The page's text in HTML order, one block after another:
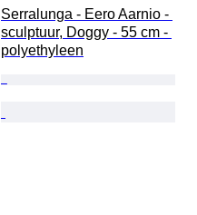
Serralunga - Eero Aarnio -
sculptuur, Doggy - 55 cm -
polyethyleen